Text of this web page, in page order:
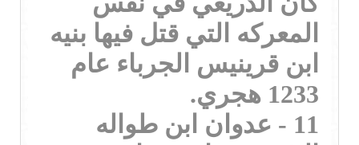
المعركه التي قتل فيها بنيه
ابن قرينيس الجرباء عام
1233 هجري.
11 - عدوان ابن طواله